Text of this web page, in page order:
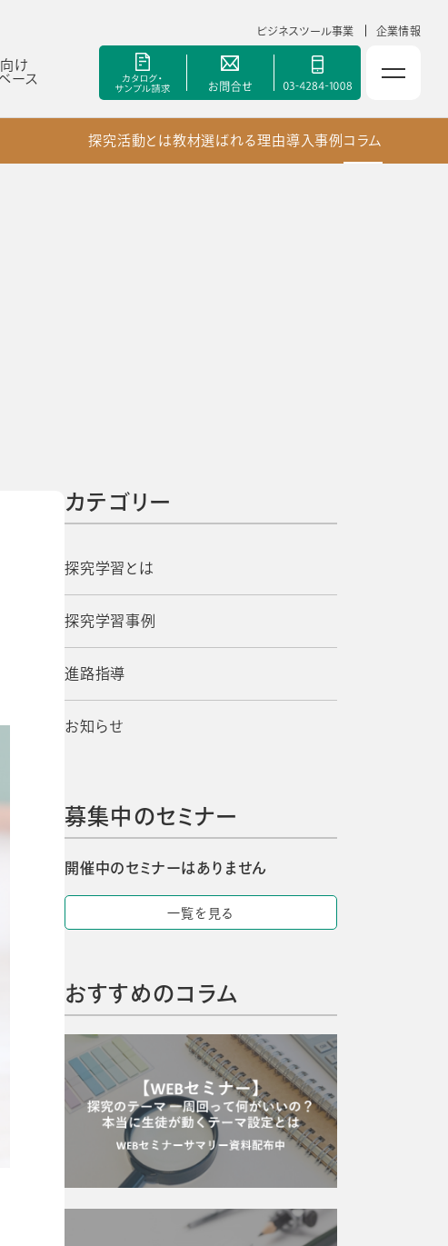
け
ース
ビジネスツール事業 企業情報
ラムNOLTYスコラ 副担任mirAI
お知らせ
導入校向け
データベース
探究活動とは教材選ばれる理由導入事例 コラム
カテゴリー
探究学習とは
探究学習事例
進路指導
お知らせ
募集中のセミナー
開催中のセミナーはありません
一覧を見る
おすすめのコラム